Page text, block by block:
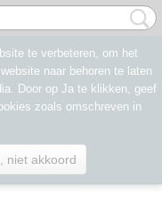
te verbeteren, om het
naar behoren te laten
Door op Ja te klikken, geef
zoals omschreven in
niet akkoord